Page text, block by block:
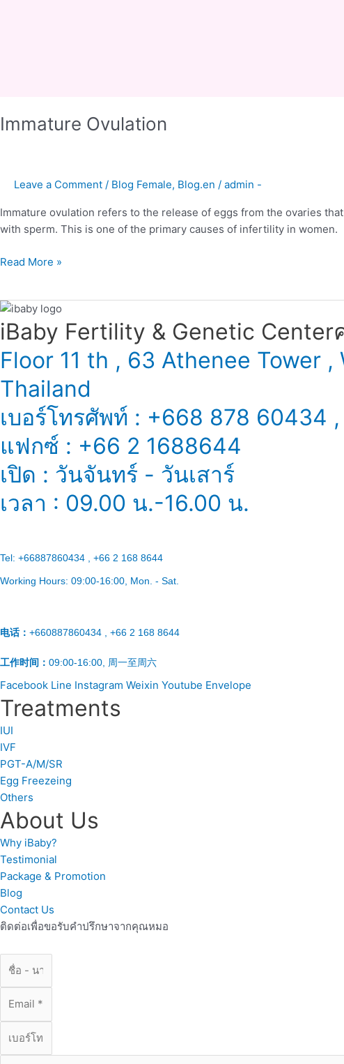
Immature Ovulation
Leave a Comment / Blog Female, Blog.en / admin -
Immature ovulation refers to the release of eggs from the ovaries
with sperm. This is one of the primary causes of infertility in women.
Read More »
iBaby Fertility & Genetic
Floor 11 th , 63 Athenee Tower
Thailand
เบอร์โทรศัพท์ : +668 878 60434
แฟกซ์ : +66 2 1688644
เปิด : วันจันทร์ - วันเสาร์
เวลา : 09.00 น.-16.00 น.
Tel: +66887860434 , +66 2 168 8644
Working Hours: 09:00-16:00, Mon. - Sat.
电话： +660887860434 , +66 2 168 8644
工作时间： 09:00-16:00, 周一至周六
Facebook Line Instagram Weixin Youtube Envelope
Treatments
IUI
IVF
PGT-A/M/SR
Egg Freezeing
Others
About Us
Why iBaby?
Testimonial
Package & Promotion
Blog
Contact Us
ติดต่อเพื่อขอรับคำปรึกษาจากคุณหมอ